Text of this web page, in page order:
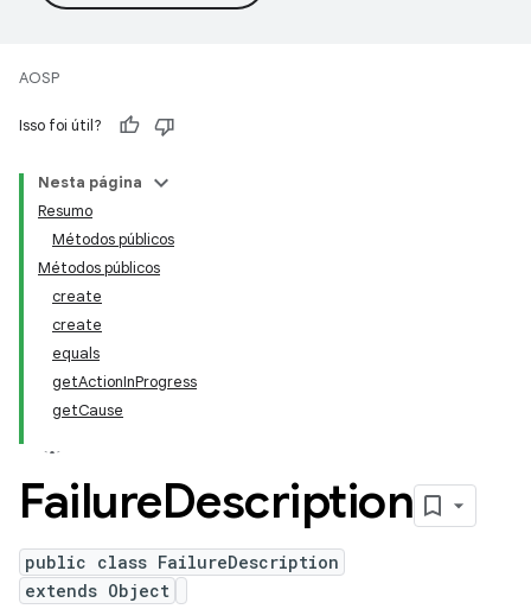
AOSP
Isso foi útil?
Nesta página
Resumo
Métodos públicos
Métodos públicos
create
create
equals
getActionInProgress
getCause
FailureDescription
public class FailureDescription
extends Object